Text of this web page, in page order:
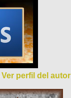
Ver perfil del autor